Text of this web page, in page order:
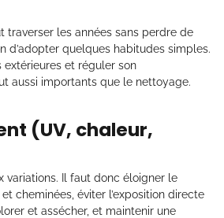
traverser les années sans perdre de
d’adopter quelques habitudes simples.
extérieures et réguler son
aussi importants que le nettoyage.
(UV, chaleur,
variations. Il faut donc éloigner le
cheminées, éviter l’exposition directe
et assécher, et maintenir une